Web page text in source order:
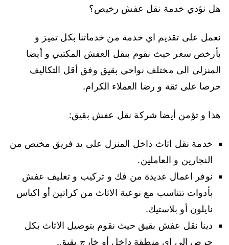
هل نؤدي خدمة نقل عفش رخيص؟
نعمل على تقديم اي خدمة من خدماتنا بكل تميز و
بأرخص سعر حيث نقوم بنقل العفش المكتبي و أيضا
المنزلي الى مختلف نواحي بقيق وفق أقل التكاليف
حرصا على ثقة و رضا العملاء الكرام.
هذا و تؤمن أيضا شركة نقل عفش بقيق:
خدمة نقل اثاث داخل المنزل على يد فريق مختص من
النجارين و العاملين.
نوفر اعمال عديدة من فك و تركيب و تغليف عفش
بأدوات تتناسب مع نوعية الاثاث من كراتين أو اكياس
نايلون أو بلاستيك.
دينا نقل عفش بقيق حيث نقوم بتوصيل الاثاث بكل
حرص الى اي منطقة داخل أو خارج بقيق.